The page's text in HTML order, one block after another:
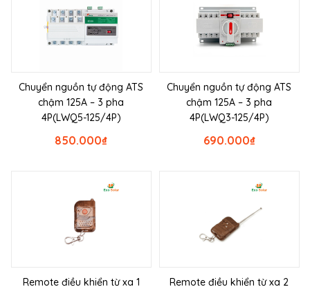
Chuyển nguồn tự động ATS
chậm 125A – 3 pha
4P(LWQ5-125/4P)
₫
850.000
Chuyển nguồn tự động ATS
chậm 125A – 3 pha
4P(LWQ3-125/4P)
₫
690.000
Remote điều khiển từ xa 1
Remote điều khiển từ xa 2